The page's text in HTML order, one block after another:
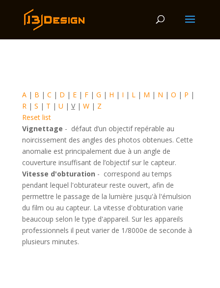
A| B | C | D | E| F| G | H | I | L| M | N | O | P |
R| S | T | U | V| W| Z
Reset list
Vignettage - défaut d’un objectif repérable au
noircissement des angles des photos obtenues. Cette
anomalie est principalement due à un angle de
couverture insuffisant de l’objectif sur le capteur.
Vitesse d'obturation - correspond au temps
pendant lequel l'obturateur reste ouvert, afin de
permettre le passage de la lumière jusqu'à l'émulsion
du film ou au capteur. La vitesse d'obturation varie
beaucoup selon le type d'appareil. Sur les appareils
professionnels il peut varier de 1/8000e de seconde à
plusieurs minutes.